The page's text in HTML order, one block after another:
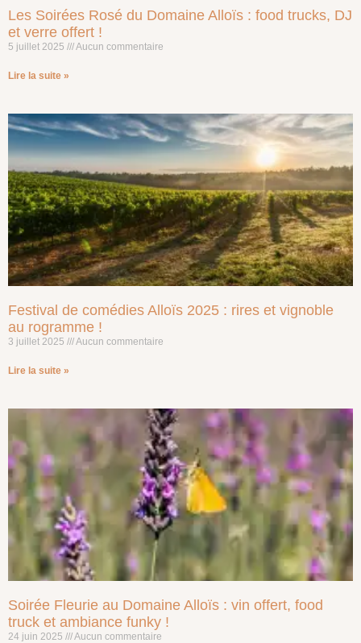
Les Soirées Rosé du Domaine Alloïs : food trucks, DJ
et verre offert !
5 juillet 2025 Aucun commentaire
Lire la suite »
Festival de comédies Alloïs 2025 : rires et vignoble
au rogramme !
3 juillet 2025 Aucun commentaire
Lire la suite »
Soirée Fleurie au Domaine Alloïs : vin offert, food
truck et ambiance funky !
24 juin 2025 Aucun commentaire